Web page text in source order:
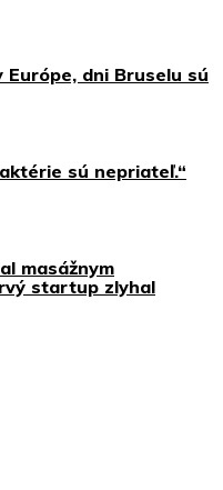
dni Bruselu sú
sú nepriateľ.“
masážnym
startup zlyhal